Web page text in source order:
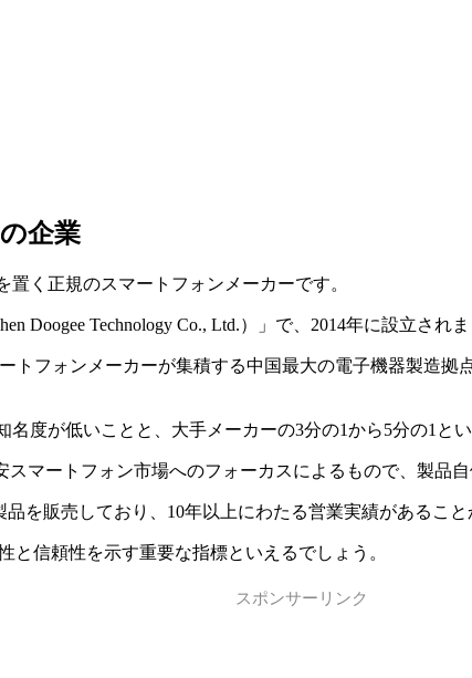
企業
く正規のスマートフォンメーカーです。
Doogee Technology Co., Ltd.）」で、2014年に設立されま
トフォンメーカーが集積する中国最大の電子機器製造
度が低いことと、大手メーカーの3分の1から5分の1と
マートフォン市場へのフォーカスによるもので、製品
を販売しており、10年以上にわたる営業実績があるこ
信頼性を示す重要な指標といえるでしょう。
スポンサーリンク